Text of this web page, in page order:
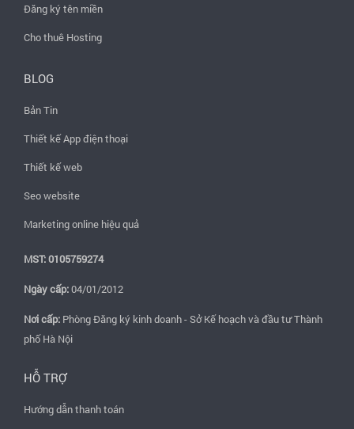
Đăng ký tên miền
Cho thuê Hosting
BLOG
Bản Tin
Thiết kế App điện thoại
Thiết kế web
Seo website
Marketing online hiệu quả
MST: 0105759274
Ngày cấp:04/01/2012
Nơi cấp: Phòng Đăng ký kinh doanh - Sở Kế hoạch và đầu tư Thành
phố Hà Nội
HỖ TRỢ
Hướng dẫn thanh toán